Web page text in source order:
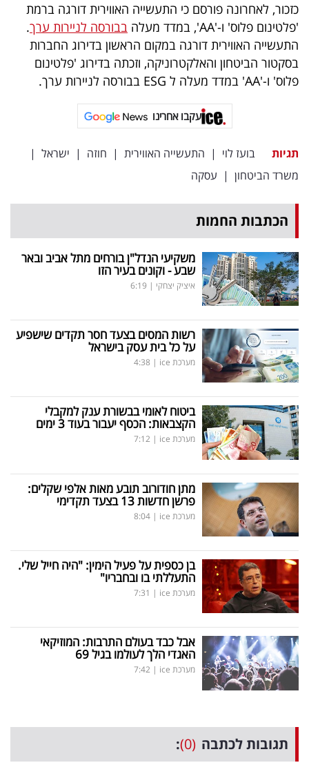
פרסמו
באייס
עקבו
אחרינו:
כזכור, לאחרונה פורסם כי התעשייה האווירית דורגה ברמת
'פלטינום פלוס' ו-'AA', במדד מעלה
בבורסה לניירות ערך.
התעשייה האווירית דורגה במקום הראשון בדירוג החברות
בסקטור הביטחון והאלקטרוניקה, וזכתה בדירוג 'פלטינום
פלוס' ו-'AA' במדד מעלה ל ESG בבורסה לניירות ערך.
עקבו אחרינו
תגיות בועז לוי | התעשייה האווירית | חוזה | ישראל |
משרד הביטחון | עסקה
הכתבות החמות
משקיעי הנדל"ן בורחים מתל אביב ובאר
שבע - וקונים בעיר הזו
איציק יצחקי |
6:19
רשות המסים בצעד חסר תקדים שישפיע
על כל בית עסק בישראל
מערכת ice |
4:38
ביטוח לאומי בבשורת ענק למקבלי
הקצבאות: הכסף יעבור בעוד 3 ימים
מערכת ice |
7:12
מתן חודורוב תובע מאות אלפי שקלים:
פרשן חדשות 13 בצעד תקדימי
מערכת ice |
8:04
בן כספית על פעיל הימין: "היה חייל שלי.
התעללתי בו ובחבריו"
מערכת ice |
7:31
אבל כבד בעולם התרבות: המוזיקאי
האגדי הלך לעולמו בגיל 69
מערכת ice |
7:42
תגובות לכתבה (0)
: